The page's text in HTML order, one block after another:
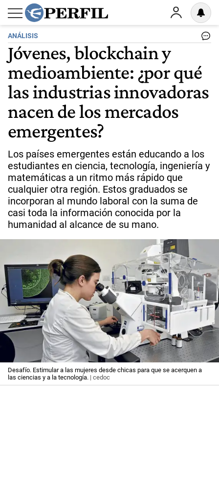
ANÁLISIS
Jóvenes, blockchain y
medioambiente: ¿por qué
las industrias innovadoras
nacen de los mercados
emergentes?
Los países emergentes están educando a los
estudiantes en ciencia, tecnología, ingeniería y
matemáticas a un ritmo más rápido que
cualquier otra región. Estos graduados se
incorporan al mundo laboral con la suma de
casi toda la información conocida por la
humanidad al alcance de su mano.
Desafío. Estimular a las mujeres desde chicas para que se acerquen a
las ciencias y a la tecnología. | cedoc